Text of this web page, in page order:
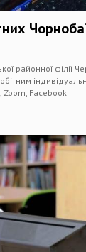
районної філії
Zoom, Facebook